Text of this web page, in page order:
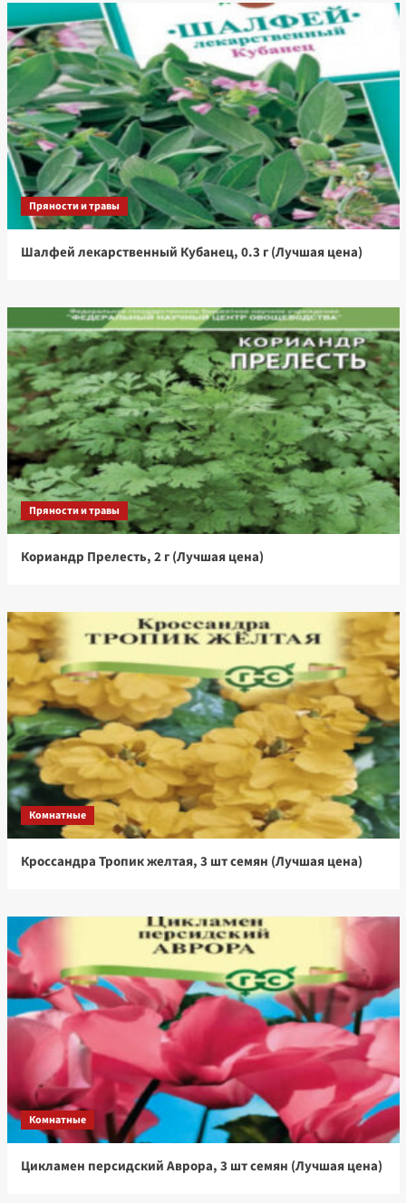
Пряности и травы
Шалфей лекарственный Кубанец, 0.3 г (Лучшая цена)
Пряности и травы
Кориандр Прелесть, 2 г (Лучшая цена)
Комнатные
Кроссандра Тропик желтая, 3 шт семян (Лучшая цена)
Комнатные
Цикламен персидский Аврора, 3 шт семян (Лучшая цена)